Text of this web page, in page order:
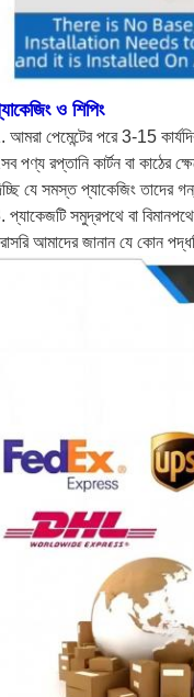
ও শিপিং
আমরা পেমেন্টের পরে 3-15
পণ্য রপ্তানি কার্টন বা কাঠের
যে সমস্ত প্যাকেজিং তাদের
প্যাকেজটি সমুদ্রপথে বা
আমাদের জানান যে কোন